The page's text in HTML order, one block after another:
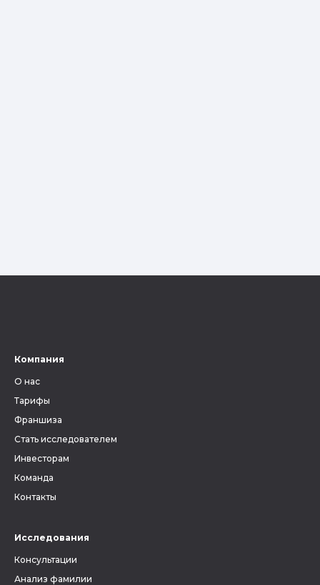
Компания
О нас
Тарифы
Франшиза
Стать исследователем
Инвесторам
Команда
Контакты
Исследования
Консультации
Анализ фамилии